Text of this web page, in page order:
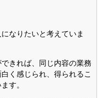
なりたいと考えていま
きれば、同じ内容の業務
く感じられ、得られるこ
す。